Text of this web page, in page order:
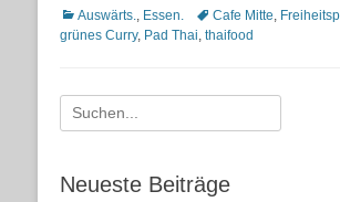
Kategorien
Auswärts., Essen. Schlagworte
Cafe Mitte,
grünes Curry, Pad Thai, thaifood
Suche
nach:
Neueste Beiträge